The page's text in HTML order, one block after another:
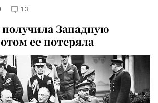
13
Западную
ее потеряла